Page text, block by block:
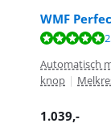
WMF
Beoordeling is
Automatisch
knop |
1.039,-
Beoordeling is